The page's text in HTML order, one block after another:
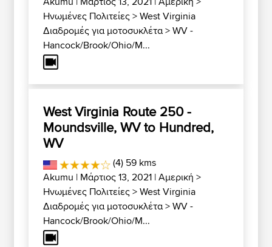
Ηνωμένες Πολιτείες>West Virginia
Διαδρομές για μοτοσυκλέτα>WV -
Hancock/Brook/Ohio/M...
West Virginia Route 250 -
Moundsville, WV to Hundred,
WV
(4) 59 kms
Akumu | Μάρτιος 13, 2021 |Αμερική >
Ηνωμένες Πολιτείες>West Virginia
Διαδρομές για μοτοσυκλέτα>WV -
Hancock/Brook/Ohio/M...